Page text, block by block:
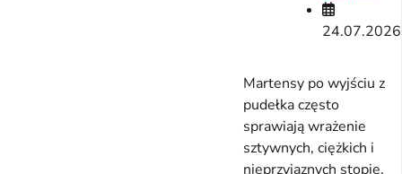
24.07.2026
Martensy po wyjściu z
pudełka często
sprawiają wrażenie
sztywnych, ciężkich i
nieprzyjaznych stopie.